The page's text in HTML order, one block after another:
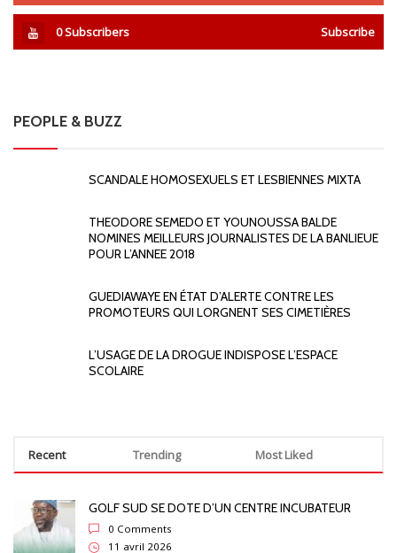
0Subscribers Subscribe
PEOPLE & BUZZ
SCANDALE HOMOSEXUELS ET LESBIENNES MIXTA
THEODORE SEMEDO ET YOUNOUSSA BALDE
NOMINES MEILLEURS JOURNALISTES DE LA BANLIEUE
POUR L’ANNEE 2018
GUEDIAWAYE EN ÉTAT D’ALERTE CONTRE LES
PROMOTEURS QUI LORGNENT SES CIMETIÈRES
L’USAGE DE LA DROGUE INDISPOSE L’ESPACE
SCOLAIRE
Recent Trending Most Liked
GOLF SUD SE DOTE D’UN CENTRE INCUBATEUR
0 Comments
11 avril 2026